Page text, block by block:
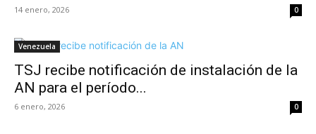
14 enero, 2026 0
Venezuela
TSJ recibe notificación de instalación de la
AN para el período...
6 enero, 2026 0